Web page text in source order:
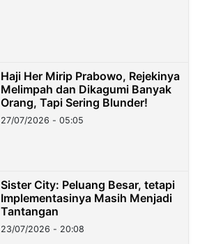
Haji Her Mirip Prabowo, Rejekinya
Melimpah dan Dikagumi Banyak
Orang, Tapi Sering Blunder!
27/07/2026 - 05:05
Sister City: Peluang Besar, tetapi
Implementasinya Masih Menjadi
Tantangan
23/07/2026 - 20:08